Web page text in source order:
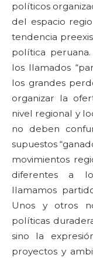
políticos
del espacio
tendencia
política
los llamados
los grandes
organizar la
nivel regional y
no deben
supuestos
movimientos
diferentes a
llamamos
Unos y otros
políticas
sino la
proyectos y